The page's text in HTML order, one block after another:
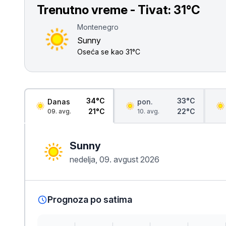
Smederevo
Vranje
Kikinda
Trenutno vreme - Tivat: 31°C
Montenegro
Sunny
Oseća se kao 31°C
Danas
09. avg.
34°C
21°C
pon.
10. avg.
33°C
22°C
Sunny
nedelja, 09. avgust 2026
Prognoza po satima